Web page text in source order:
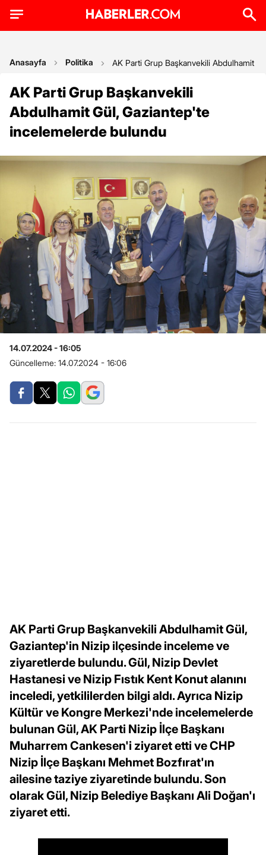
Anasayfa Politika AK Parti Grup Başkanvekili Abdulhamit
AK Parti Grup Başkanvekili
Abdulhamit Gül, Gaziantep'te
incelemelerde bulundu
14.07.2024 - 16:05
Güncelleme: 14.07.2024 - 16:06
AK Parti Grup Başkanvekili Abdulhamit Gül,
Gaziantep'in Nizip ilçesinde inceleme ve
ziyaretlerde bulundu. Gül, Nizip Devlet
Hastanesi ve Nizip Fıstık Kent Konut alanını
inceledi, yetkililerden bilgi aldı. Ayrıca Nizip
Kültür ve Kongre Merkezi'nde incelemelerde
bulunan Gül, AK Parti Nizip İlçe Başkanı
Muharrem Cankesen'i ziyaret etti ve CHP
Nizip İlçe Başkanı Mehmet Bozfırat'ın
ailesine taziye ziyaretinde bulundu. Son
olarak Gül, Nizip Belediye Başkanı Ali Doğan'ı
ziyaret etti.